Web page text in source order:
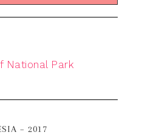
National Park
– 2017